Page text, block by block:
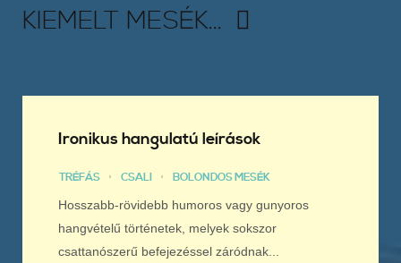
KIEMELT MESÉK...
Ironikus hangulatú leírások
TRÉFÁS CSALI BOLONDOS MESÉK
Hosszabb-rövidebb humoros vagy gunyoros
hangvételű történetek, melyek sokszor
csattanószerű befejezéssel záródnak...